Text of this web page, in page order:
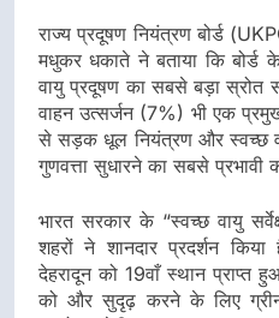
राज्य प्रदूषण नियंत्रण बोर्ड
मधुकर धकाते ने बताया कि
वायु प्रदूषण का सबसे बड़ा
वाहन उत्सर्जन (7%) भी एक
से सड़क धूल नियंत्रण और स्वच्छ
गुणवत्ता सुधारने का सबसे प्रभावी
भारत सरकार के “स्वच्छ वायु
शहरों ने शानदार प्रदर्शन
देहरादून को 19वाँ स्थान प्राप्त
को और सुदृढ़ करने के लिए